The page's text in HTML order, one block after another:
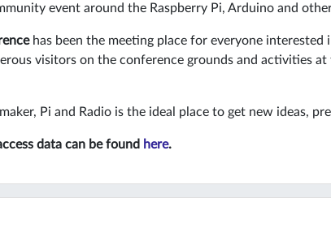
event around the Raspberry Pi, Arduino and
has been the meeting place for everyone
visitors on the conference grounds and activities
Pi and Radio is the ideal place to get new ideas,
data can be found here.